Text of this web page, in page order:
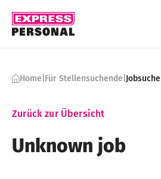
Home|Für Stellensuchende|Jobsuche
Zurück zur Übersicht
Unknown job